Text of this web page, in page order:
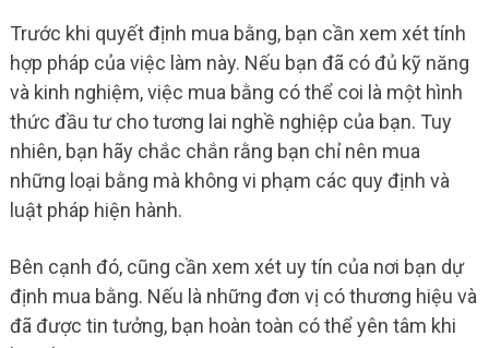
Trước khi quyết định mua bằng, bạn cần xem xét tính
hợp pháp của việc làm này. Nếu bạn đã có đủ kỹ năng
và kinh nghiệm, việc mua bằng có thể coi là một hình
thức đầu tư cho tương lai nghề nghiệp của bạn. Tuy
nhiên, bạn hãy chắc chắn rằng bạn chỉ nên mua
những loại bằng mà không vi phạm các quy định và
luật pháp hiện hành.
Bên cạnh đó, cũng cần xem xét uy tín của nơi bạn dự
định mua bằng. Nếu là những đơn vị có thương hiệu và
đã được tin tưởng, bạn hoàn toàn có thể yên tâm khi